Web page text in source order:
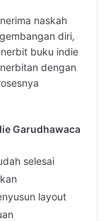
naskah
diri,
buku indie
dengan
Garudhawaca
selesai
layout